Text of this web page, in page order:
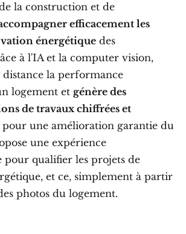
la construction et de
efficacement les
énergétique des
à l'IA et la computer vision,
distance la performance
logement et génère des
de travaux chiffrées et
pour une amélioration garantie du
une expérience
qualifier les projets de
et ce, simplement à partir
photos du logement.